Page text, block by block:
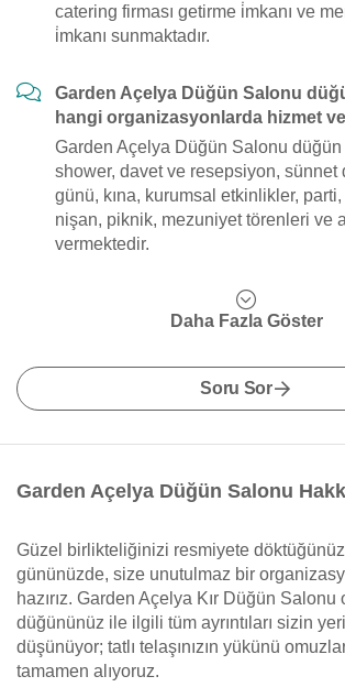
catering firması getirme i̇mkanı ve
i̇mkanı sunmaktadır.
Garden Açelya Düğün Salonu
hangi organizasyonlarda hizmet
Garden Açelya Düğün Salonu düğün
shower, davet ve resepsiyon, sünnet
günü, kına, kurumsal etkinlikler, parti,
nişan, piknik, mezuniyet törenleri ve
vermektedir.
Daha Fazla Göster
Soru Sor
Garden Açelya Düğün Salonu
Güzel birlikteliğinizi resmiyete
gününüzde, size unutulmaz bir
hazırız. Garden Açelya Kır Düğün Salonu
düğününüz ile ilgili tüm ayrıntıları sizin
düşünüyor; tatlı telaşınızın yükünü
tamamen alıyoruz.